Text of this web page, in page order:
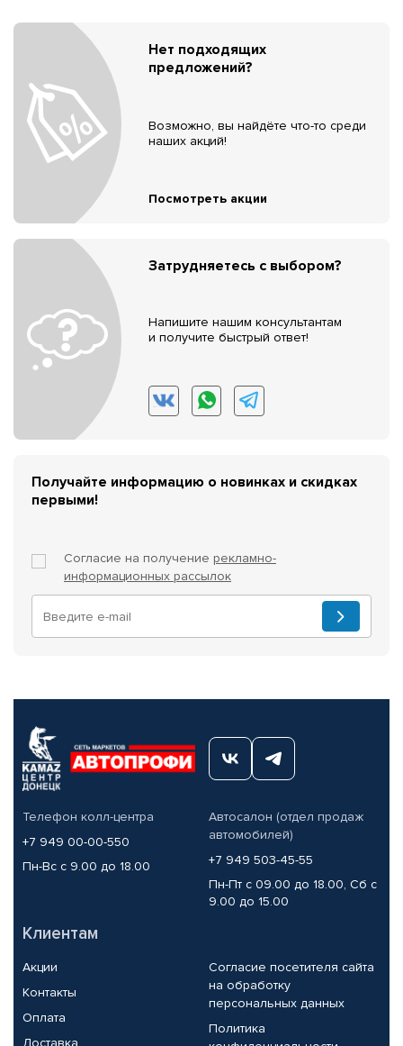
Нет подходящих
предложений?
Возможно, вы найдёте что-то среди
наших акций!
Посмотреть акции
Затрудняетесь с выбором?
Напишите нашим консультантам
и получите быстрый ответ!
Получайте информацию о новинках и скидках
первыми!
Согласие на получение рекламно-
информационных рассылок
Телефон колл-центра
+7 949 00-00-550
Пн-Вс с 9.00 до 18.00
Автосалон (отдел продаж
автомобилей)
+7 949 503-45-55
Пн-Пт с 09.00 до 18.00, Сб с
9.00 до 15.00
Клиентам
Акции
Контакты
Оплата
Доставка
Согласие посетителя сайта
на обработку
персональных данных
Политика